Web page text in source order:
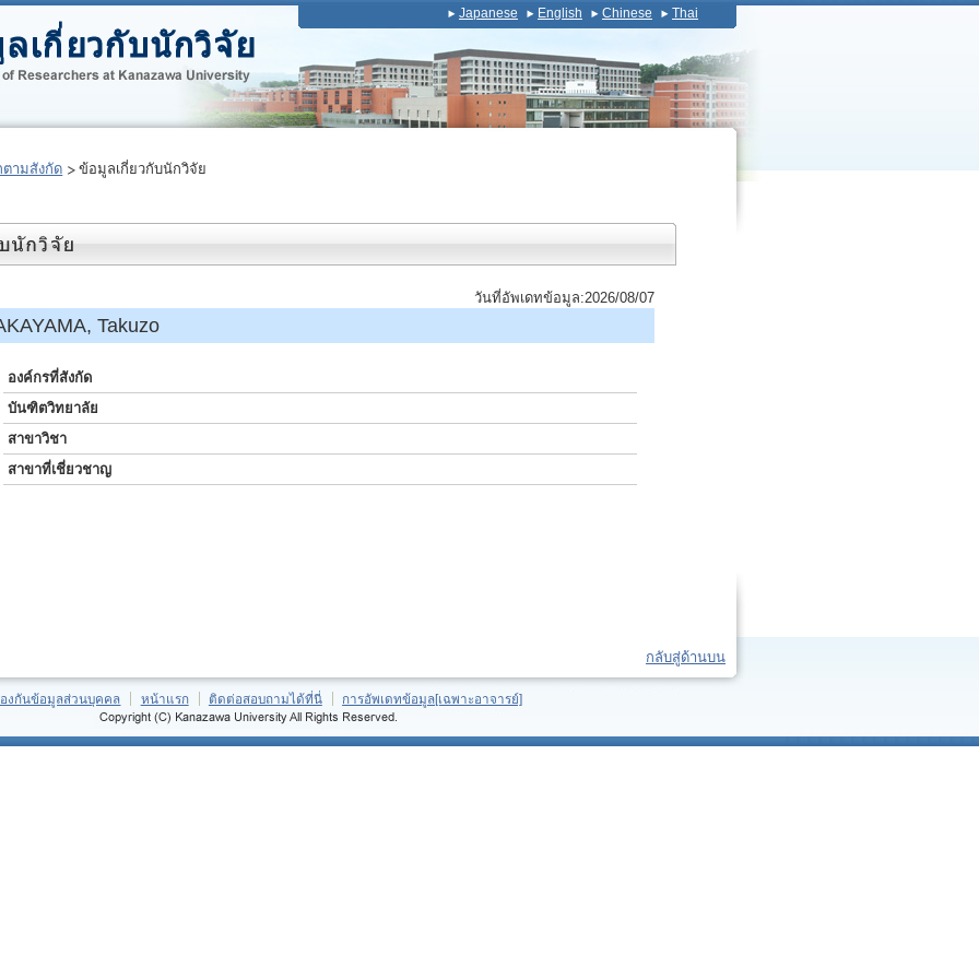
Japanese English Chinese Thai
ตามสังกัด ข้อมูลเกี่ยวกับนักวิจัย
วันที่อัพเดทข้อมูล:2026/08/07
Takuzo
องค์กรที่สังกัด
บันฑิตวิทยาลัย
สาขาวิชา
สาขาที่เชี่ยวชาญ
กลับสู่ด้านบน
งกันข้อมูลส่วนบุคคล หน้าแรก ติดต่อสอบถามได้ที่นี่ การอัพเดทข้อมูล[เฉพาะอาจารย์]